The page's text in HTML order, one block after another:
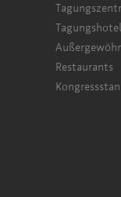
Restaurants